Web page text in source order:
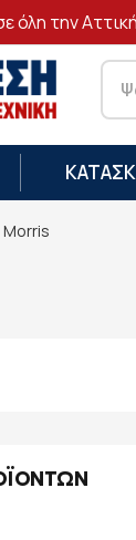
όλη την Αττική
Morris